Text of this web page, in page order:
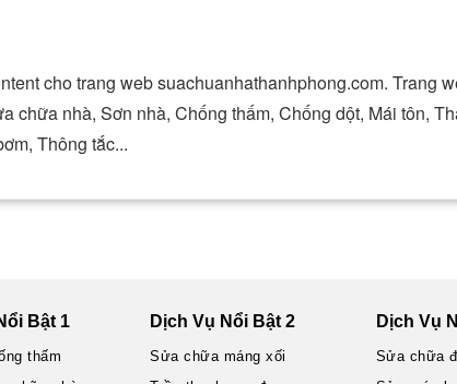
cho trang web suachuanhathanhphong.com. Trang
chữa nhà, Sơn nhà, Chống thấm, Chống dột, Mái tôn,
Thông tắc...
Bật 1
thấm
Dịch Vụ Nổi Bật 2
Sửa chữa máng xối
Dịch Vụ
Sửa chữa